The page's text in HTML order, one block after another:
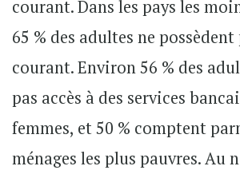
courant. Dans les pays les
65 % des adultes ne
courant. Environ 56 % des
pas accès à des services
femmes, et 50 % comptent
ménages les plus pauvres. Au